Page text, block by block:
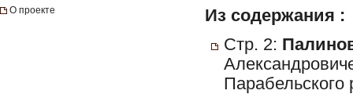
О проекте
Из содержания :
Стр. 2:
Парабельского